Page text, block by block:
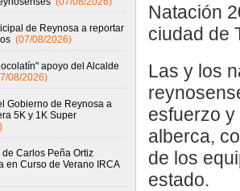
de Reynosa a reportar
(07/08/2026)
apoyo del Alcalde
08/2026)
Gobierno de Reynosa a
5K y 1K Super
Carlos Peña Ortiz
en Curso de Verano IRCA
Natación
ciudad de
Las y los
esfuerzo
alberca,
de los
estado.